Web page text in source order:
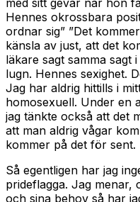
med sitt gevär när hon
Hennes okrossbara
ordnar sig” ”Det
känsla av just, att det
läkare sagt samma sagt
lugn. Hennes sexighet.
Jag har aldrig hittills i
homosexuell. Under en
jag tänkte också att det
att man aldrig vågar
kommer på det för sent.
Så egentligen har jag
prideflagga. Jag menar,
och sina behov så har